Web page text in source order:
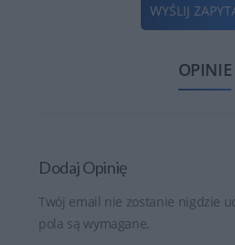
WYŚLIJ
OPINIE
Dodaj Opinię
Twój email nie zostanie nigdzie
pola są wymagane.